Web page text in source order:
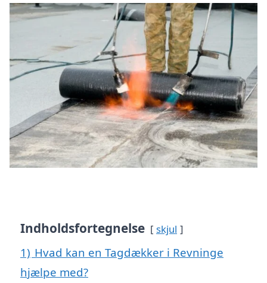
Indholdsfortegnelse skjul
1) Hvad kan en Tagdækker i Revninge
hjælpe med?